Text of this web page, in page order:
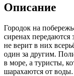
Описание
Городок на
сиренах передаются
не верит в них
один за другим.
в море, а туристы,
шарахаются от воды.